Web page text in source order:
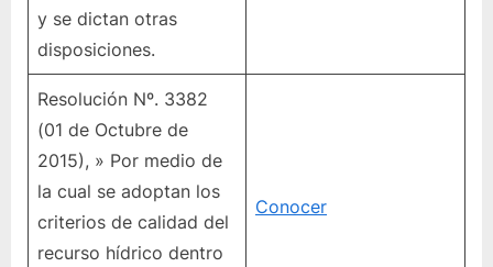
y se dictan otras
disposiciones.
Resolución Nº. 3382
(01 de Octubre de
2015), » Por medio de
la cual se adoptan los
criterios de calidad del
recurso hídrico dentro
Conocer